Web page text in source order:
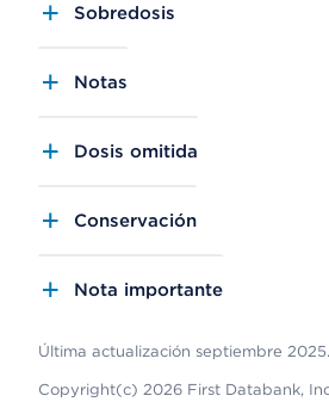
Sobredosis
Notas
Dosis omitida
Conservación
Nota importante
Última actualización septiembre 2025.
Copyright(c) 2026 First Databank,